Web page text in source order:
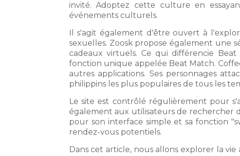
invité. Adoptez cette culture en
événements culturels.
Il s'agit également d'être ouvert à
sexuelles. Zoosk propose également une
cadeaux virtuels. Ce qui différencie
fonction unique appelée Beat Match.
autres applications. Ses personnages
philippins les plus populaires de tous les
Le site est contrôlé régulièrement pour
également aux utilisateurs de rechercher
pour son interface simple et sa fonction
rendez-vous potentiels.
Dans cet article, nous allons explorer la